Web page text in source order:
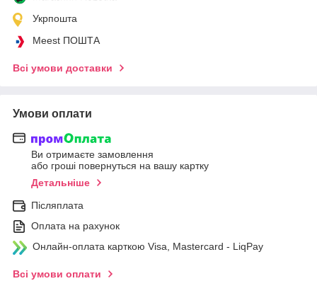
Укрпошта
Meest ПОШТА
Всі умови доставки
Умови оплати
Ви отримаєте замовлення
або гроші повернуться на вашу картку
Детальніше
Післяплата
Оплата на рахунок
Онлайн-оплата карткою Visa, Mastercard - LiqPay
Всі умови оплати